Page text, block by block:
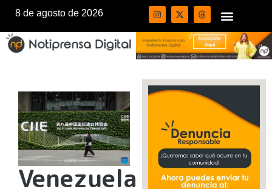
8 de agosto de 2026
Venezuela